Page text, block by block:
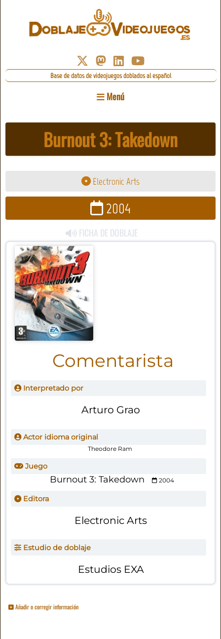
Base de datos de videojuegos doblados al español
Menú
Burnout 3: Takedown
Electronic Arts
2004
FICHA DE DOBLAJE
Comentarista
Interpretado por
Arturo Grao
Actor idioma original
Theodore Ram
Juego
Burnout 3: Takedown 2004
Editora
Electronic Arts
Estudio de doblaje
Estudios EXA
Añadir o corregir información